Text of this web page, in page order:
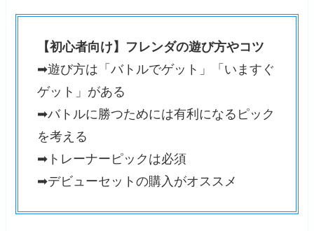
【初心者向け】フレンダの遊び方やコツ
➡遊び方は「バトルでゲット」「いますぐ
ゲット」がある
➡バトルに勝つためには有利になるピック
を考える
➡トレーナーピックは必須
➡デビューセットの購入がオススメ